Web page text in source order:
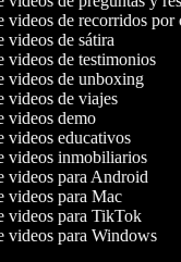
videos de recorridos por
videos de sátira
videos de testimonios
videos de unboxing
videos de viajes
videos demo
videos educativos
videos inmobiliarios
videos para Android
videos para Mac
videos para TikTok
videos para Windows